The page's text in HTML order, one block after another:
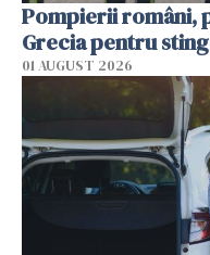
Pompierii români,
Grecia pentru
01 AUGUST 2026